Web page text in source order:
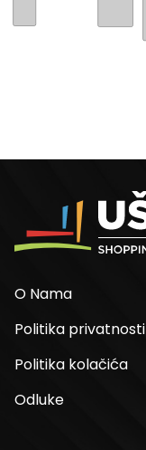
O Nama
Politika privatnosti
Politika kolačića
Odluke